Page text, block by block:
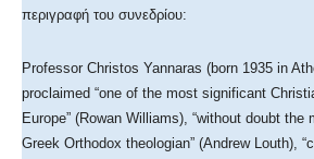
περιγραφή του συνεδρίου:
Professor Christos Yannaras (born 1935 in
proclaimed “one of the most significant
Europe” (Rowan Williams), “without doubt
Greek Orthodox theologian” (Andrew Louth),